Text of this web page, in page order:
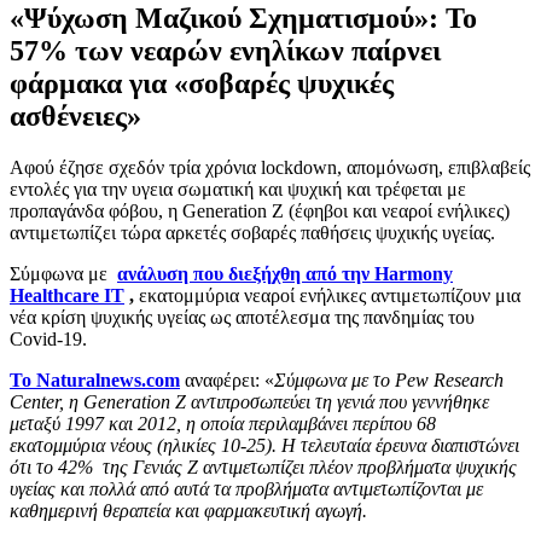
«Ψύχωση Μαζικού Σχηματισμού»: Το
57% των νεαρών ενηλίκων παίρνει
φάρμακα για «σοβαρές ψυχικές
ασθένειες»
Αφού έζησε σχεδόν τρία χρόνια lockdown, απομόνωση, επιβλαβείς
εντολές για την υγεια σωματική και ψυχική και τρέφεται με
προπαγάνδα φόβου, η Generation Z (έφηβοι και νεαροί ενήλικες)
αντιμετωπίζει τώρα αρκετές σοβαρές παθήσεις ψυχικής υγείας.
Σύμφωνα με ανάλυση που διεξήχθη από την Harmony
Healthcare IT , εκατομμύρια νεαροί ενήλικες αντιμετωπίζουν μια
νέα κρίση ψυχικής υγείας ως αποτέλεσμα της πανδημίας του
Covid-19.
Το Naturalnews.com αναφέρει: «Σύμφωνα με το Pew Research
Center, η Generation Z αντιπροσωπεύει τη γενιά που γεννήθηκε
μεταξύ 1997 και 2012, η ​​οποία περιλαμβάνει περίπου 68
εκατομμύρια νέους (ηλικίες 10-25). Η τελευταία έρευνα διαπιστώνει
ότι το 42% της Γενιάς Ζ αντιμετωπίζει πλέον προβλήματα ψυχικής
υγείας και πολλά από αυτά τα προβλήματα αντιμετωπίζονται με
καθημερινή θεραπεία και φαρμακευτική αγωγή.